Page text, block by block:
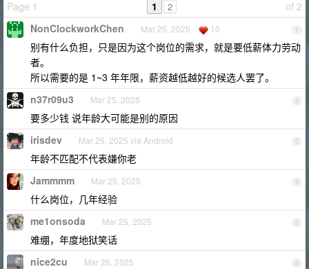
Page 1
of 2
1 2
1
NonClockworkChen Mar 25, 2025 10
别有什么负担，只是因为这个岗位的需求，就是要低薪体力劳动
者。
所以需要的是 1~3 年年限，薪资越低越好的候选人罢了。
2
n37r09u3 Mar 25, 2025
要多少钱 说年龄大可能是别的原因
3
irisdev Mar 25, 2025 via Android
年龄不匹配不代表嫌你老
4
Jammmm Mar 25, 2025
什么岗位，几年经验
5
me1onsoda Mar 25, 2025
难绷，年度地狱笑话
6
nice2cu Mar 25, 2025